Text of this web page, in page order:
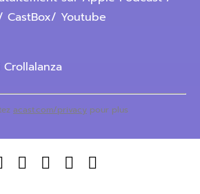
Youtube
acast.com/privacy pour plus
   